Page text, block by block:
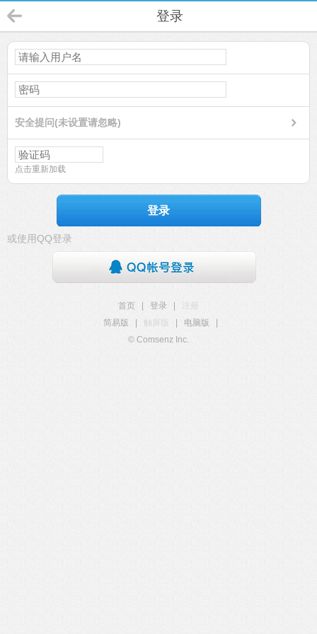
登录
安全提问(未设置请忽略)
点击重新加载
登录
或使用QQ登录
首页 登录
注册
简易版
触屏版 电脑版
© Comsenz Inc.